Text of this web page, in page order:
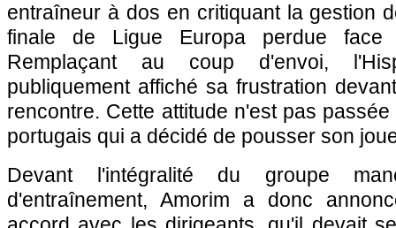
entraîneur à dos en critiquant la gestion
finale de Ligue Europa perdue face
Remplaçant au coup d'envoi,
publiquement affiché sa frustration
rencontre. Cette attitude n'est pas
portugais qui a décidé de pousser son
Devant l'intégralité du groupe
d'entraînement, Amorim a donc